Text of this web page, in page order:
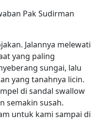
Pak Sudirman
Jalannya melewati
yang paling
sungai, lalu
yang tanahnya licin.
di sandal swallow
semakin susah.
untuk kami sampai di